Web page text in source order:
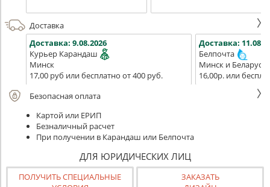
Доставка
Доставка: 9.08.2026
Курьер Карандаш
Минск
17,00 руб или бесплатно от 400 руб.
Доставка:
Белпочта
Минск и Беларусь
16,00р. или
Безопасная оплата
Картой или ЕРИП
Безналичный расчет
При получении в Карандаш или Белпочта
ДЛЯ ЮРИДИЧЕСКИХ ЛИЦ
ПОЛУЧИТЬ СПЕЦИАЛЬНЫЕ
ЗАКАЗАТЬ